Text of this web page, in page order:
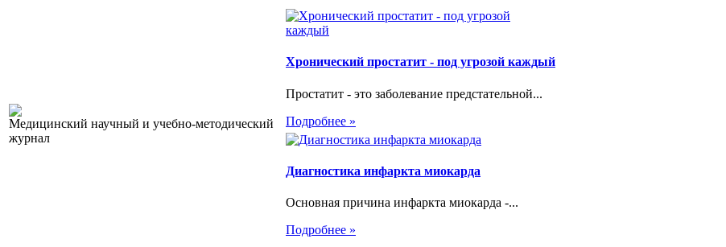
Медицинский научный и учебно-методический
журнал
Хронический простатит - под угрозой каждый
Простатит - это заболевание предстательной...
Подробнее »
Диагностика инфаркта миокарда
Основная причина инфаркта миокарда -...
Подробнее »